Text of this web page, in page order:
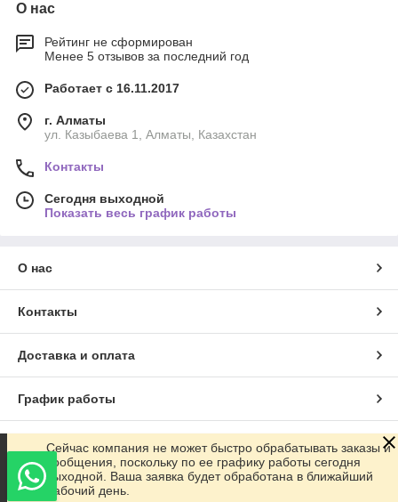
О нас
Рейтинг не сформирован
Менее 5 отзывов за последний год
Работает с 16.11.2017
г. Алматы
ул. Казыбаева 1, Алматы, Казахстан
Контакты
Сегодня выходной
Показать весь график работы
О нас
Контакты
Доставка и оплата
График работы
Полная версия сайта
Сайт создан на маркетплейсе Satu.kz
Сейчас компания не может быстро обрабатывать заказы и
сообщения, поскольку по ее графику работы сегодня
выходной. Ваша заявка будет обработана в ближайший
рабочий день.